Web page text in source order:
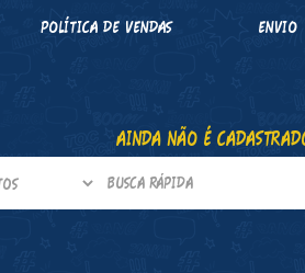
POLÍTICA DE VENDAS ENVIO
AINDA NÃO É